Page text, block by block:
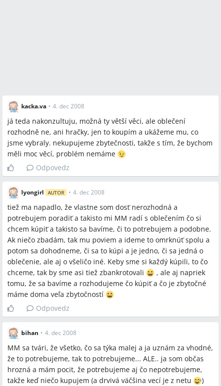
súhlasu.
Jeden prístup preferuje, že partner aktívne vyberá aj hračky
a väčšie detské pomôcky; druhý prístup považuje takéto
detaily za nezáživné pre partnera a necháva ich primárne
na matku.
Otvorené otázky
Kde presne ťahať hranicu medzi „veľkým“ a „malým“
nákupom, ktorý treba konzultovať?
Ako nastaviť pravidlá pre online objednávanie, aby oba
partneri mali prehľad a zodpovednosť za výdavky?
Spomenuté značky a firmy
Thingsforbaby.co.uk, Mimibazar.cz, Makro, Sunar
Spomenuté produkty a metódy
kočík, postieľka, autosedačka, fusak, spací vak, Rainbow
Aquadraw podložka, hriankovač, odrážadlo, motorka,
kolobežka, drevené skladacky, puzzle, knihy, Sunar, online
objednávanie, nákupy cez net, kúpa v Makro
kacka.va • 4. dec 2008
já teda nakonzultuju, možná ty větší věci, ale oblečení
rozhodně ne, ani hračky, jen to koupím a ukážeme mu, co
jsme vybraly. nekupujeme zbytečnosti, takže s tím, že bychom
měli moc věcí, problém nemáme
Odpovedz
lyongirl AUTOR • 4. dec 2008
tiež ma napadlo, že vlastne som dosť nerozhodná a
potrebujem poradiť a takisto mi MM radí s oblečením čo si
chcem kúpiť a takisto sa bavíme, či to potrebujem a podobne.
Ak niečo zbadám, tak mu poviem a ideme to omrknúť spolu a
potom sa dohodneme, či sa to kúpi a je jedno, či sa jedná o
oblečenie, ale aj o všeličo iné. Keby sme si každý kúpili, to čo
chceme, tak by sme asi tiež zbankrotovali
, ale aj napriek
tomu, že sa bavíme a rozhodujeme čo kúpiť a čo je zbytočné
máme doma veľa zbytočností
Odpovedz
bihan • 4. dec 2008
MM sa tvári, že všetko, čo sa týka malej a ja uznám za vhodné,
že to potrebujeme, tak to potrebujeme... ALE.. ja som občas
hrozná a mám pocit, že potrebujeme aj čo nepotrebujeme,
takže keď niečo kupujem (a drvivá väčšina vecí je z netu
)